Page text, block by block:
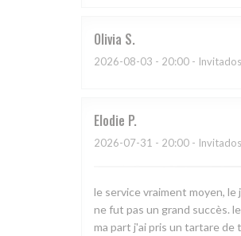
Olivia S
2026-08-03 - 20:00 -
Elodie P
2026-07-31 - 20:00 -
le service vraiment moyen,
ne fut pas un grand succès.
ma part j'ai pris un tartare de